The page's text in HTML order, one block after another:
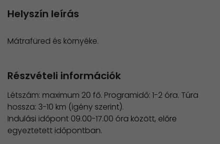
Helyszín leírás
Mátrafüred és környéke.
Részvételi információk
Létszám: maximum 20 fő. Programidő: 1-2 óra. Túra
hossza: 3-10 km (igény szerint).
Indulási időpont 09.00-17.00 óra között, előre
egyeztetett időpontban.